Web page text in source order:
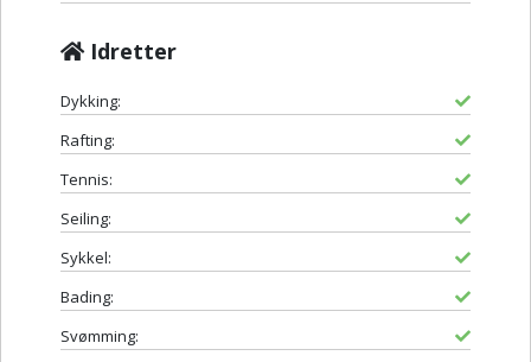
Idretter
Dykking:
Rafting:
Tennis:
Seiling:
Sykkel:
Bading:
Svømming: